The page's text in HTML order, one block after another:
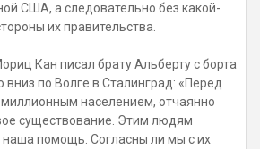
США, а следовательно без какой-
их правительства.
Кан писал брату Альберту с борта
по Волге в Сталинград: «Перед
населением, отчаянно
существование. Этим людям
помощь. Согласны ли мы с их